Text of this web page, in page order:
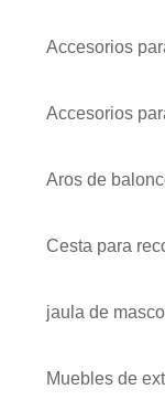
Accesorios
Accesorios
Aros de
Cesta para
jaula de
Muebles de